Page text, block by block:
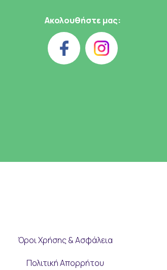
Ακολουθήστε μας:
Όροι Χρήσης & Ασφάλεια
Πολιτική Απορρήτου